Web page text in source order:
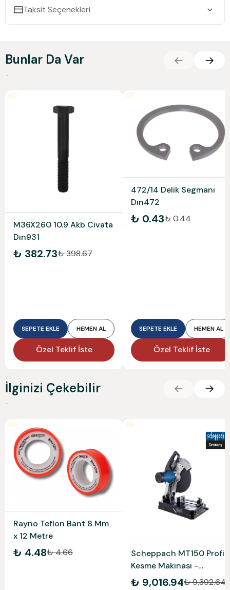
Taksit Seçenekleri
Bunlar Da Var
...
M36X260 10.9 Akb Civata
Dın931
₺ 382.73₺ 398.67
SEPETE EKLE HEMEN AL
Özel Teklif İste
472/14 Delik Segmanı
Dın472
₺ 0.43₺ 0.44
SEPETE EKLE HEMEN AL
Özel Teklif İste
İlginizi Çekebilir
Rayno Teflon Bant 8 Mm
x 12 Metre
₺ 4.48₺ 4.66
Scheppach MT150 Profil
Kesme Makinası -
5903703901
₺ 9,016.94₺ 9,392.64